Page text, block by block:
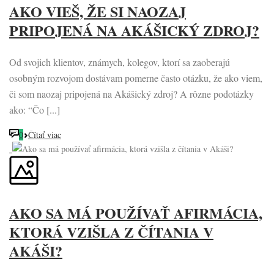
AKO VIEŠ, ŽE SI NAOZAJ
PRIPOJENÁ NA AKÁŠICKÝ ZDROJ?
Od svojich klientov, známych, kolegov, ktorí sa zaoberajú
osobným rozvojom dostávam pomerne často otázku, že ako viem,
či som naozaj pripojená na Akášický zdroj? A rôzne podotázky
ako: “Čo [...]
0 Čítať viac
AKO SA MÁ POUŽÍVAŤ AFIRMÁCIA,
KTORÁ VZIŠLA Z ČÍTANIA V
AKÁŠI?